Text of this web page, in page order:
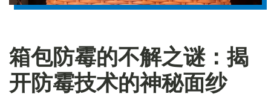
箱包防霉的不解之谜：揭
开防霉技术的神秘面纱